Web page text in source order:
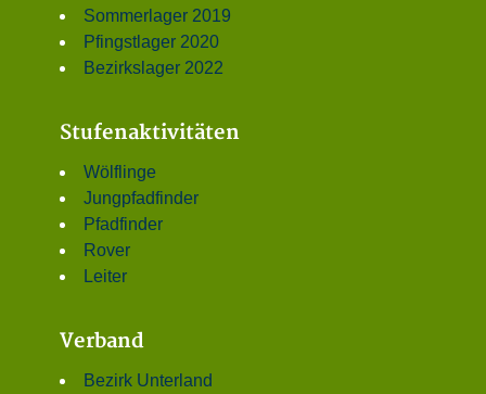
Sommerlager 2019
Pfingstlager 2020
Bezirkslager 2022
Stufenaktivitäten
Wölflinge
Jungpfadfinder
Pfadfinder
Rover
Leiter
Verband
Bezirk Unterland